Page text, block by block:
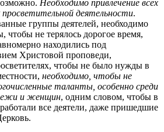
Необходимо привлечение всех
деятельности.
группы деятелей, необходимо
чтобы не терялось дорогое время,
находились под
Христовой проповеди,
чтобы не было нужды в
необходимо, чтобы не
таланты, особенно среди
и женщин, одним словом, чтобы в
все деятели, даже пришедшие